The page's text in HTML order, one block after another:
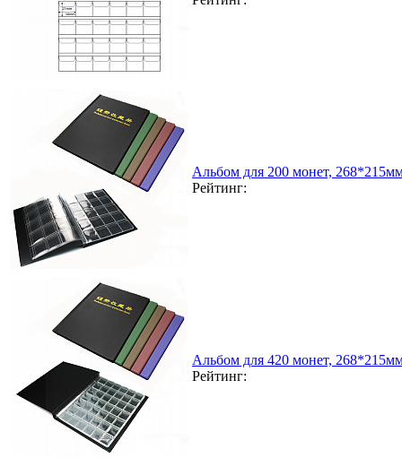
Альбом для 200 монет,
Рейтинг:
Альбом для 420 монет,
Рейтинг: